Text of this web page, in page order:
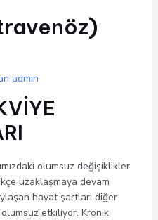
admin
olumsuz değişiklikler
uzaklaşmaya devam
hayat şartları diğer
olumsuz etkiliyor. Kronik